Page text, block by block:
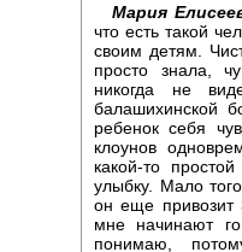
Мария
что есть такой
своим детям.
просто знала,
никогда не
балашихинской
ребенок себя
клоунов
какой-то
улыбку. Мало
он еще привозит
мне начинают
понимаю,